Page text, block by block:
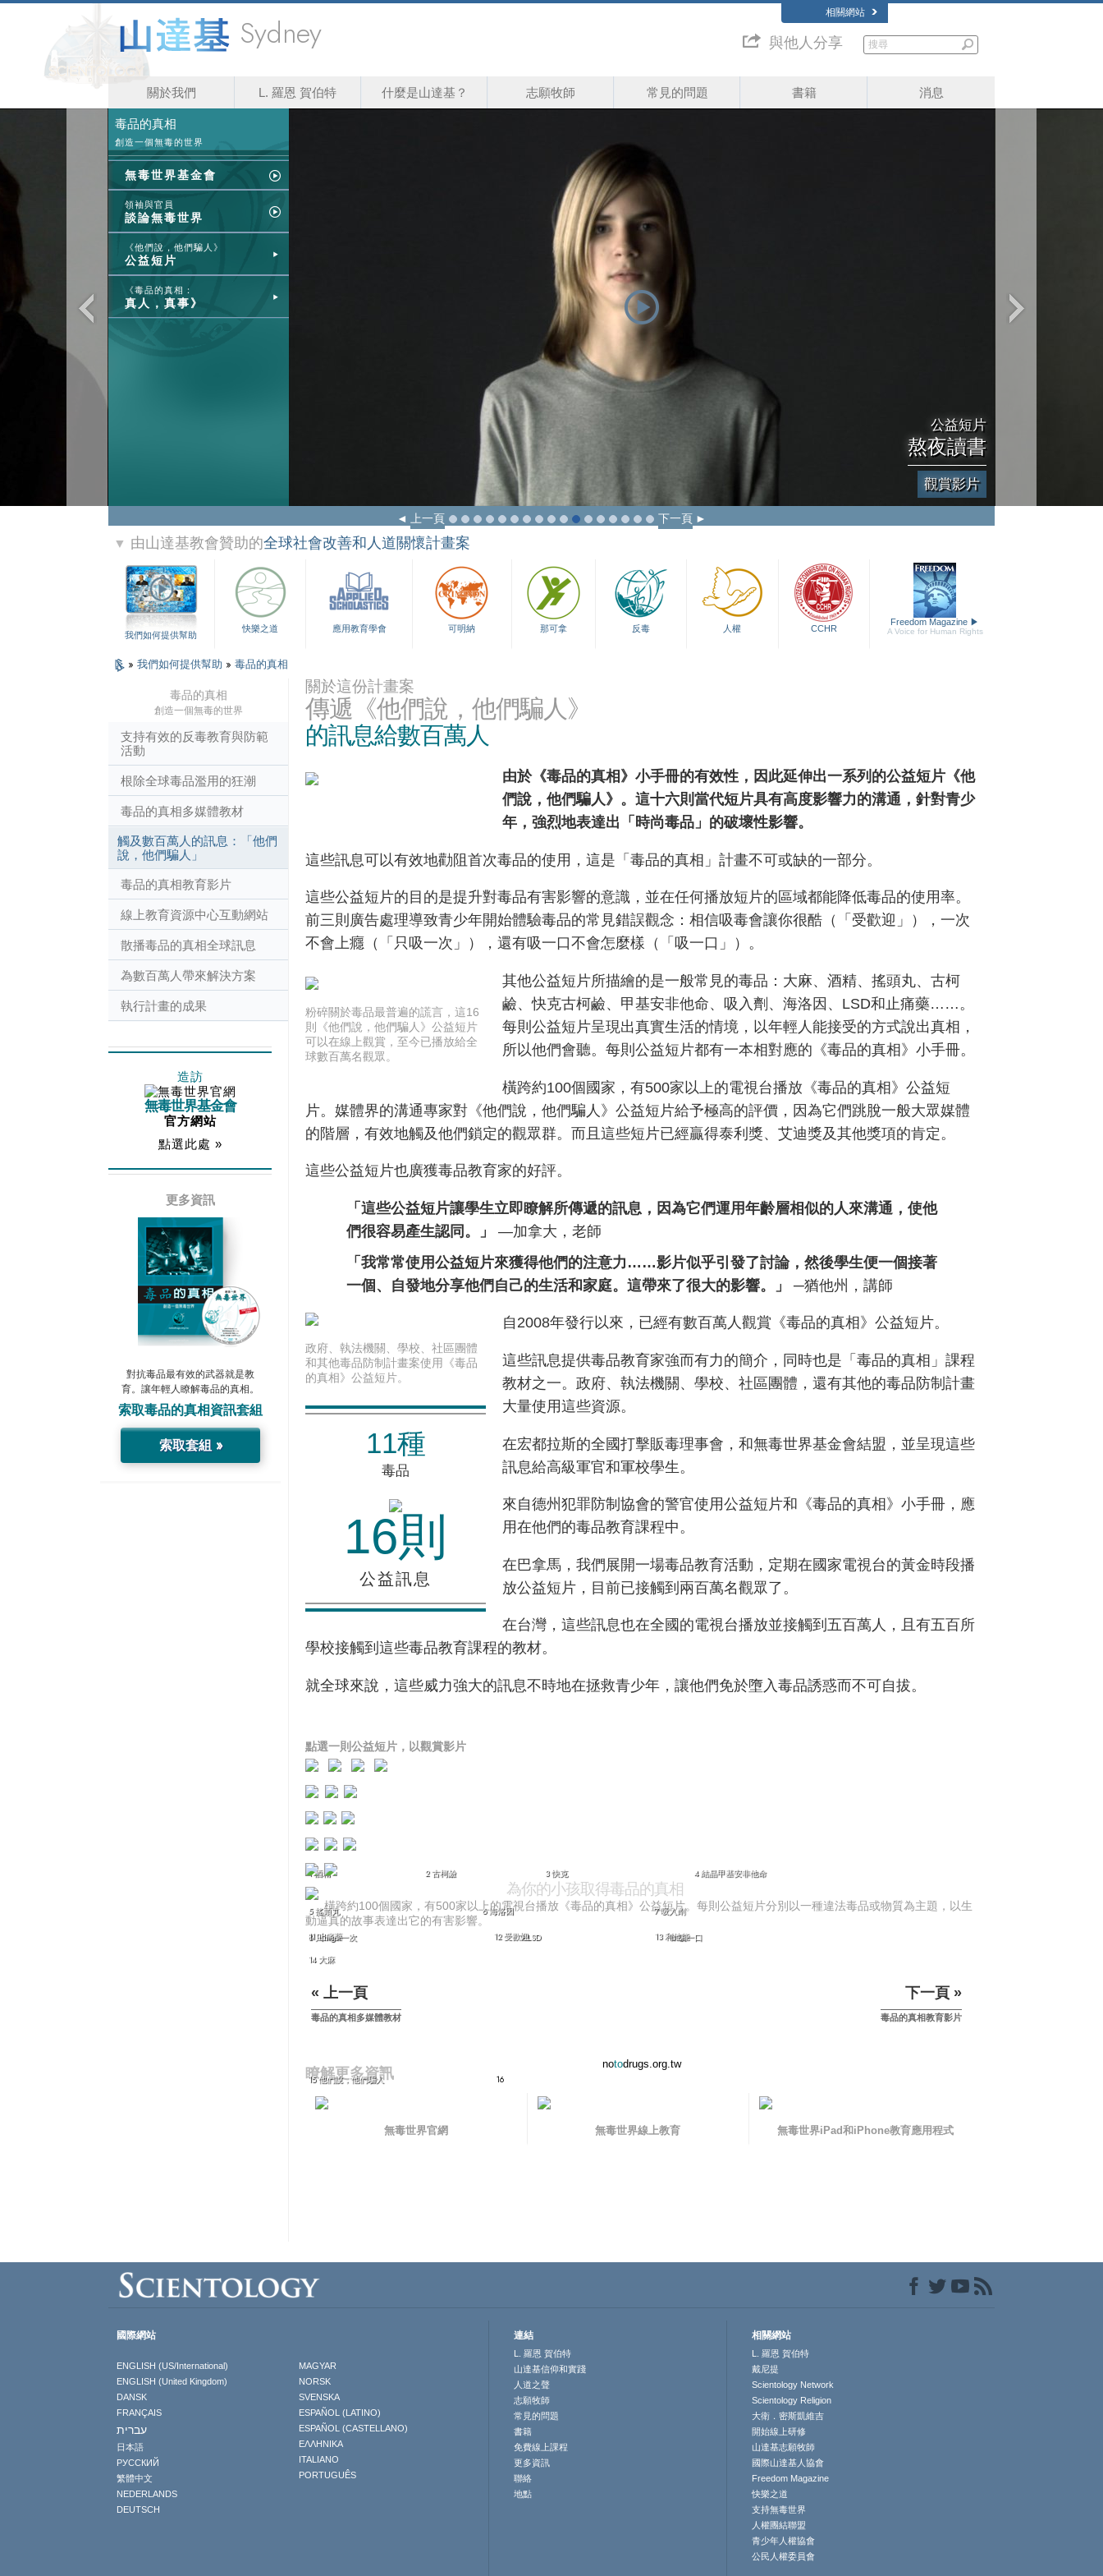
相關網站
Sydney 與他人分享
關於我們 L. 羅恩 賀伯特 什麼是山達基？ 志願牧師 常見的問題 書籍 消息
毒品的真相
創造一個無毒的世界
無毒世界基金會
領袖與官員
談論無毒世界
《他們說，他們騙人》
公益短片
《毒品的真相：
真人，真事》
公益短片
熬夜讀書
觀賞影片
上一頁 下一頁
▼ 由山達基教會贊助的全球社會改善和人道關懷計畫案
我們如何提供幫助
快樂之道 應用教育學會 可明納 那可拿 反毒 人權 CCHR
Freedom Magazine ▶
A Voice for Human Rights
» 我們如何提供幫助 » 毒品的真相
關於這份計畫案
傳遞《他們說，他們騙人》
的訊息給數百萬人
由於《毒品的真相》小手冊的有效性，因此延伸出一系列的公益短片《他
們說，他們騙人》。這十六則當代短片具有高度影響力的溝通，針對青少
年，強烈地表達出「時尚毒品」的破壞性影響。
這些訊息可以有效地勸阻首次毒品的使用，這是「毒品的真相」計畫不可或缺的一部分。
這些公益短片的目的是提升對毒品有害影響的意識，並在任何播放短片的區域都能降低毒品的使用率。
前三則廣告處理導致青少年開始體驗毒品的常見錯誤觀念：相信吸毒會讓你很酷（「受歡迎」），一次
不會上癮（「只吸一次」），還有吸一口不會怎麼樣（「吸一口」）。
粉碎關於毒品最普遍的謊言，這16
則《他們說，他們騙人》公益短片
可以在線上觀賞，至今已播放給全
球數百萬名觀眾。
其他公益短片所描繪的是一般常見的毒品：大麻、酒精、搖頭丸、古柯
鹼、快克古柯鹼、甲基安非他命、吸入劑、海洛因、LSD和止痛藥……。
每則公益短片呈現出真實生活的情境，以年輕人能接受的方式說出真相，
所以他們會聽。每則公益短片都有一本相對應的《毒品的真相》小手冊。
橫跨約100個國家，有500家以上的電視台播放《毒品的真相》公益短
片。媒體界的溝通專家對《他們說，他們騙人》公益短片給予極高的評價，因為它們跳脫一般大眾媒體
的階層，有效地觸及他們鎖定的觀眾群。而且這些短片已經贏得泰利獎、艾迪獎及其他獎項的肯定。
這些公益短片也廣獲毒品教育家的好評。
「這些公益短片讓學生立即瞭解所傳遞的訊息，因為它們運用年齡層相似的人來溝通，使他
們很容易產生認同。」
—加拿大，老師
「我常常使用公益短片來獲得他們的注意力……影片似乎引發了討論，然後學生便一個接著
一個、自發地分享他們自己的生活和家庭。這帶來了很大的影響。」 ─猶他州，講師
政府、執法機關、學校、社區團體
和其他毒品防制計畫案使用《毒品
的真相》公益短片。
11種
毒品
16則
公益訊息
自2008年發行以來，已經有數百萬人觀賞《毒品的真相》公益短片。
這些訊息提供毒品教育家強而有力的簡介，同時也是「毒品的真相」課程
教材之一。政府、執法機關、學校、社區團體，還有其他的毒品防制計畫
大量使用這些資源。
在宏都拉斯的全國打擊販毒理事會，和無毒世界基金會結盟，並呈現這些
訊息給高級軍官和軍校學生。
來自德州犯罪防制協會的警官使用公益短片和《毒品的真相》小手冊，應
用在他們的毒品教育課程中。
在巴拿馬，我們展開一場毒品教育活動，定期在國家電視台的黃金時段播
放公益短片，目前已接觸到兩百萬名觀眾了。
在台灣，這些訊息也在全國的電視台播放並接觸到五百萬人，且有五百所
學校接觸到這些毒品教育課程的教材。
就全球來說，這些威力強大的訊息不時地在拯救青少年，讓他們免於墮入毒品誘惑而不可自拔。
點選一則公益短片，以觀賞影片
1 酒精 2 古柯鹼 3 快克 4 結晶甲基安非他命
5 搖頭丸 6 海洛因 7 吸入劑
8 只high一次 9 LSD 10 吸一口
11 止痛藥 12 受歡迎
13 利他能
14 大麻
15 他們說，他們騙人 16
為你的小孩取得毒品的真相
notodrugs.org.tw
橫跨約100個國家，有500家以上的電視台播放《毒品的真相》公益短片。每則公益短片分別以一種違法毒品或物質為主題，以生
動逼真的故事表達出它的有害影響。
« 上一頁
毒品的真相多媒體教材
下一頁 »
毒品的真相教育影片
瞭解更多資訊
無毒世界官網 無毒世界線上教育 無毒世界iPad和iPhone教育應用程式
毒品的真相
創造一個無毒的世界
支持有效的反毒教育與防範
活動
根除全球毒品濫用的狂潮
毒品的真相多媒體教材
觸及數百萬人的訊息：「他們
說，他們騙人」
毒品的真相教育影片
線上教育資源中心互動網站
散播毒品的真相全球訊息
為數百萬人帶來解決方案
執行計畫的成果
造訪
無毒世界基金會
官方網站
點選此處 »
更多資訊
對抗毒品最有效的武器就是教
育。讓年輕人瞭解毒品的真相。
索取毒品的真相資訊套組
索取套組 »
國際網站
ENGLISH (US/International)
ENGLISH (United Kingdom)
DANSK
FRANÇAIS
עברית
日本語
РУССКИЙ
繁體中文
NEDERLANDS
DEUTSCH
MAGYAR
NORSK
SVENSKA
ESPAÑOL (LATINO)
ESPAÑOL (CASTELLANO)
ΕΛΛΗΝΙΚA
ITALIANO
PORTUGUÊS
連結
L. 羅恩 賀伯特
山達基信仰和實踐
人道之聲
志願牧師
常見的問題
書籍
免費線上課程
更多資訊
聯絡
地點
相關網站
L. 羅恩 賀伯特
戴尼提
Scientology Network
Scientology Religion
大衛．密斯凱維吉
開始線上研修
山達基志願牧師
國際山達基人協會
Freedom Magazine
快樂之道
支持無毒世界
人權團結聯盟
青少年人權協會
公民人權委員會